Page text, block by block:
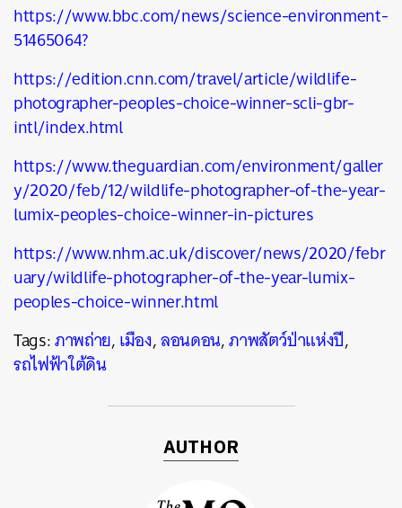
https://www.bbc.com/news/science-environment-
51465064?
https://edition.cnn.com/travel/article/wildlife-
photographer-peoples-choice-winner-scli-gbr-
intl/index.html
https://www.theguardian.com/environment/galler
y/2020/feb/12/wildlife-photographer-of-the-year-
lumix-peoples-choice-winner-in-pictures
https://www.nhm.ac.uk/discover/news/2020/febr
uary/wildlife-photographer-of-the-year-lumix-
peoples-choice-winner.html
Tags:ภาพถ่าย,เมือง,ลอนดอน,ภาพสัตว์ป่าแห่งปี,
รถไฟฟ้าใต้ดิน
AUTHOR